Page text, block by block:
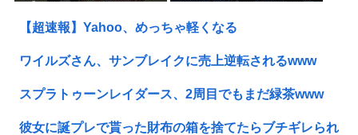
【超速報】Yahoo、めっちゃ軽くなる
ワイルズさん、サンブレイクに売上逆転されるwww
スプラトゥーンレイダース、2周目でもまだ緑茶www
彼女に誕プレで貰った財布の箱を捨てたらブチギレられ